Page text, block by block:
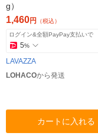
g）
1,460円 （税込）
ログイン&全額PayPay支払いで
5%
LAVAZZA
LOHACOから発送
カートに入れる